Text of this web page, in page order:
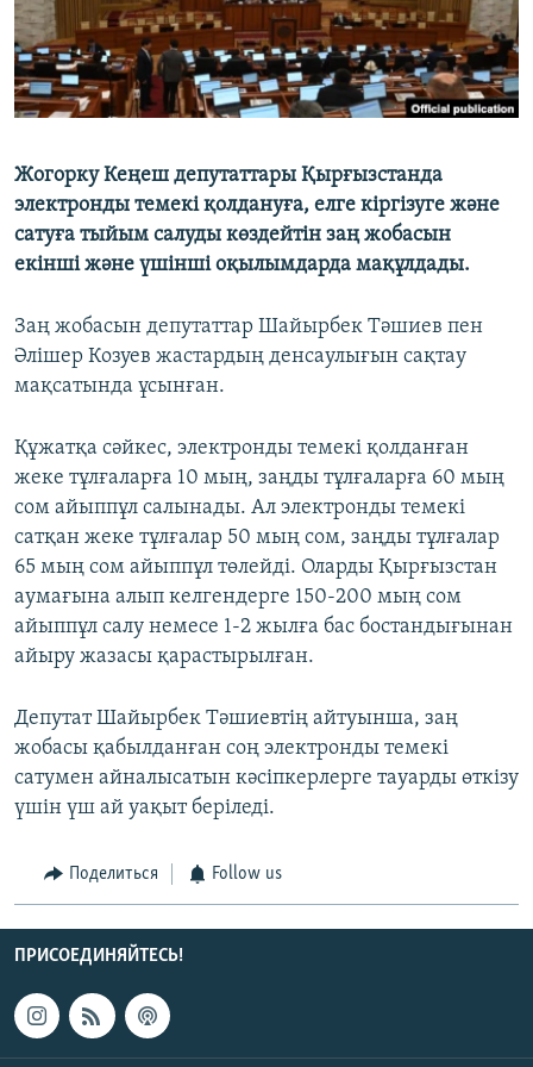
Жогорку Кеңеш депутаттары Қырғызстанда
электронды темекі қолдануға, елге кіргізуге және
сатуға тыйым салуды көздейтін заң жобасын
екінші және үшінші оқылымдарда мақұлдады.
Заң жобасын депутаттар Шайырбек Тәшиев пен
Әлішер Козуев жастардың денсаулығын сақтау
мақсатында ұсынған.
Құжатқа сәйкес, электронды темекі қолданған
жеке тұлғаларға 10 мың, заңды тұлғаларға 60 мың
сом айыппұл салынады. Ал электронды темекі
сатқан жеке тұлғалар 50 мың сом, заңды тұлғалар
65 мың сом айыппұл төлейді. Оларды Қырғызстан
аумағына алып келгендерге 150-200 мың сом
айыппұл салу немесе 1-2 жылға бас бостандығынан
айыру жазасы қарастырылған.
Депутат Шайырбек Тәшиевтің айтуынша, заң
жобасы қабылданған соң электронды темекі
сатумен айналысатын кәсіпкерлерге тауарды өткізу
үшін үш ай уақыт беріледі.
Поделиться Follow us
ПРИСОЕДИНЯЙТЕСЬ!